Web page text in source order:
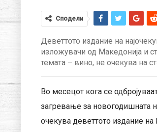
Сподели
Деветтото издание на
изложувачи од Македонија и
темата – вино, не очекува на
Во месецот кога се
загревање за новогодишната
очекува деветтото издание на